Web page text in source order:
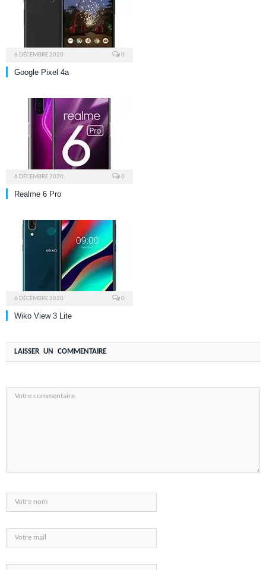
6 DÉCEMBRE 2020 0
Google Pixel 4a
6 DÉCEMBRE 2020 0
Realme 6 Pro
6 DÉCEMBRE 2020 0
Wiko View 3 Lite
LAISSER UN COMMENTAIRE